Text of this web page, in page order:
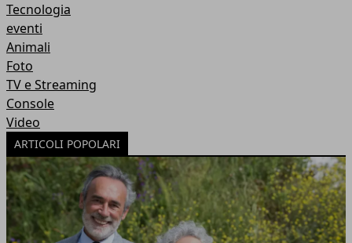
Tecnologia
eventi
Animali
Foto
TV e Streaming
Console
Video
ARTICOLI POPOLARI